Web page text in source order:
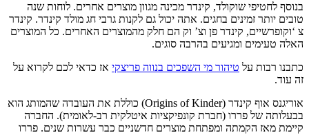
בנוסף לחטיפי שוקולד, קינדר מכינה מגוון מוצרים אחרים. לוחות שנה
טובים יותר זמינים בחגים. אתה יכול גם לקנות גרבי חג מולד קינדר. קינדר
צ ‘וקופרשיים, קינדר פן וצ’ וק הם חלק מהמוצרים האחרים. כל המוצרים
האלה טעימים ומגיעים בהרבה סוגים.
כתבנו רבות על טיהור מי השפכים בנווה פריצקי אז כדאי לכם לקרוא על
זה עוד.
אוריגנס אוף קינדר (Origins of Kinder) כוללת את העובדה שהמותג הוא
בבעלותה של פררו (חברת קונפיקציות איטלקית רב-לאומית). החברה
קיימת מאז הקמתה ומפתחת מוצרים חדשניים כבר עשרות שנים. פררו